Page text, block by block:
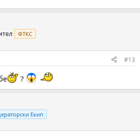
ФТКС
#13
?
Екип